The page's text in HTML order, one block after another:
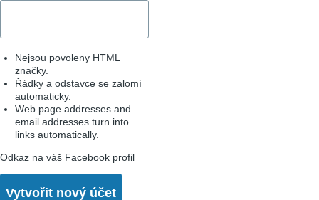
Nejsou povoleny HTML
značky.
Řádky a odstavce se zalomí
automaticky.
Web page addresses and
email addresses turn into
links automatically.
Odkaz na váš Facebook profil